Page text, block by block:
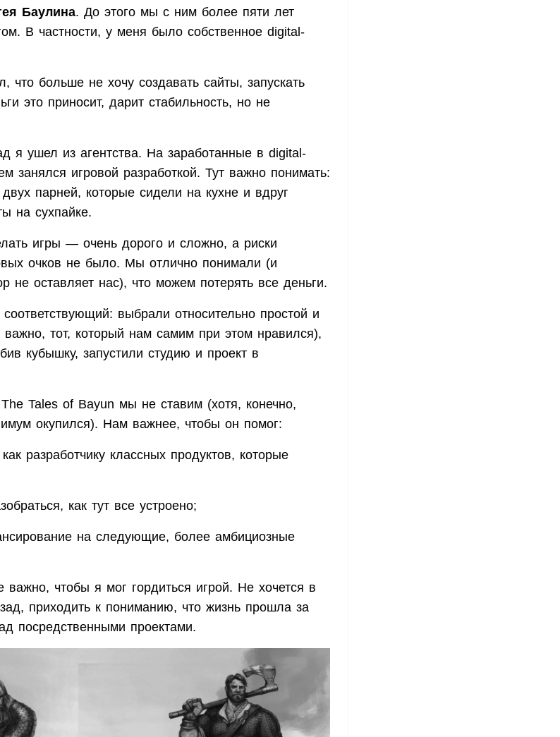
Баулина. До этого мы с ним более пяти лет
В частности, у меня было собственное digital-
что больше не хочу создавать сайты, запускать
это приносит, дарит стабильность, но не
я ушел из агентства. На заработанные в digital-
занялся игровой разработкой. Тут важно понимать:
парней, которые сидели на кухне и вдруг
на сухпайке.
игры — очень дорого и сложно, а риски
очков не было. Мы отлично понимали (и
не оставляет нас), что можем потерять все деньги.
выбрали относительно простой и
тот, который нам самим при этом нравился),
кубышку, запустили студию и проект в
Tales of Bayun мы не ставим (хотя, конечно,
окупился). Нам важнее, чтобы он помог:
разработчику классных продуктов, которые
как тут все устроено;
на следующие, более амбициозные
чтобы я мог гордиться игрой. Не хочется в
приходить к пониманию, что жизнь прошла за
посредственными проектами.